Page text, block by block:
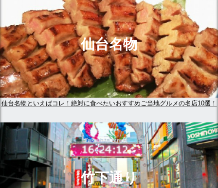
仙台名物
仙台名物といえばコレ！絶対に食べたいおすすめご当地グルメの名店10選！
竹下通り